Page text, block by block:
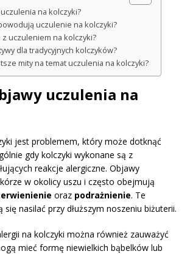
na kolczyki?
uczulenie na kolczyki?
z uczuleniem na kolczyki?
dla tradycyjnych kolczyków?
mity na temat uczulenia na kolczyki?
uczulenia na
jest problemem, który może dotknąć
gdy kolczyki wykonane są z
reakcje alergiczne. Objawy
w okolicy uszu i często obejmują
oraz podrażnienie. Te
nasilać przy dłuższym noszeniu biżuterii.
na kolczyki można również zauważyć
mieć formę niewielkich bąbelków lub